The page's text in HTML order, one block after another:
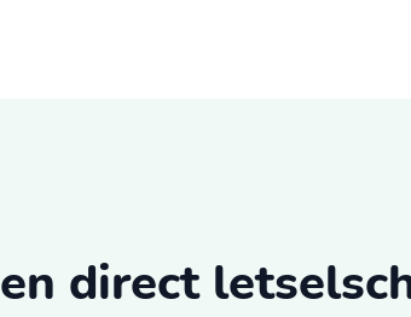
en direct